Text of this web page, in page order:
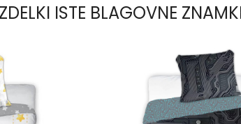
ISTE BLAGOVNE